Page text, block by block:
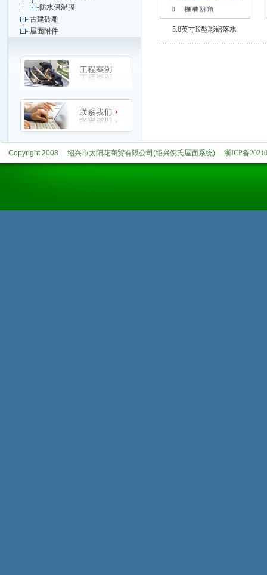
防水保温膜
古建砖雕
屋面附件
5.8英寸K型彩铝落水
Copyright 2008 绍兴市太阳花商贸有限公司(绍兴倪氏屋面系统) 浙ICP备